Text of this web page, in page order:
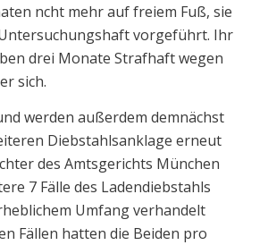
ncht mehr auf freiem Fuß, sie
vorgeführt. Ihr
drei Monate Strafhaft wegen
sich.
werden außerdem demnächst
Diebstahlsanklage erneut
des Amtsgerichts München
7 Fälle des Ladendiebstahls
Umfang verhandelt
Fällen hatten die Beiden pro